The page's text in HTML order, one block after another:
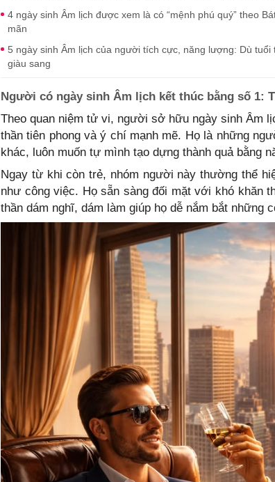
4 ngày sinh Âm lịch được xem là có “mệnh phú quý” theo
mãn
5 ngày sinh Âm lịch của người tích cực, năng lượng: Dù
giàu sang
Người có ngày sinh Âm lịch kết thúc bằng số 1:
Theo quan niệm tử vi, người sở hữu ngày sinh Âm
thần tiên phong và ý chí mạnh mẽ. Họ là những
khác, luôn muốn tự mình tạo dựng thành quả bằng
Ngay từ khi còn trẻ, nhóm người này thường thể
như công việc. Họ sẵn sàng đối mặt với khó khăn
thần dám nghĩ, dám làm giúp họ dễ nắm bắt những